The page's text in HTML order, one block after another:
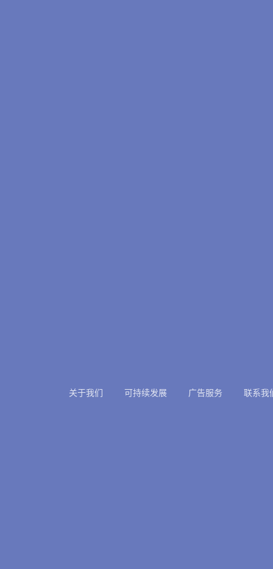
关于我们 可持续发展 广告服务 联系我